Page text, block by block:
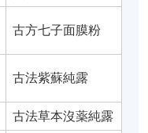
古方七子面膜粉
古法紫蘇純露
古法草本沒薬純露